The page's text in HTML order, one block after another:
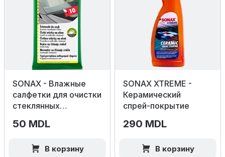
SONAX - Влажные
салфетки для очистки
стеклянных
50 MDL
В корзину
SONAX XTREME -
Керамический
спрей‑покрытие
290 MDL
В корзину